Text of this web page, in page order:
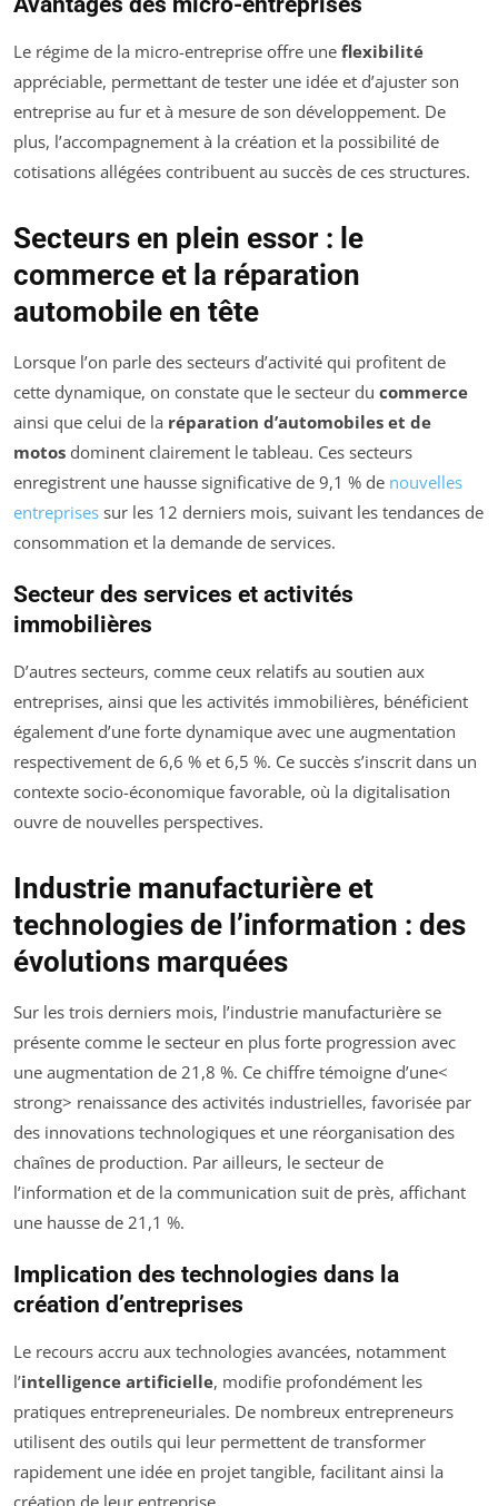
Le régime de la micro-entreprise offre une flexibilité
appréciable, permettant de tester une idée et d’ajuster son
entreprise au fur et à mesure de son développement. De
plus, l’accompagnement à la création et la possibilité de
cotisations allégées contribuent au succès de ces structures.
Secteurs en plein essor : le
commerce et la réparation
automobile en tête
Lorsque l’on parle des secteurs d’activité qui profitent de
cette dynamique, on constate que le secteur du commerce
ainsi que celui de la réparation d’automobiles et de
motos dominent clairement le tableau. Ces secteurs
enregistrent une hausse significative de 9,1 % de nouvelles
entreprises sur les 12 derniers mois, suivant les tendances de
consommation et la demande de services.
Secteur des services et activités
immobilières
D’autres secteurs, comme ceux relatifs au soutien aux
entreprises, ainsi que les activités immobilières, bénéficient
également d’une forte dynamique avec une augmentation
respectivement de 6,6 % et 6,5 %. Ce succès s’inscrit dans un
contexte socio-économique favorable, où la digitalisation
ouvre de nouvelles perspectives.
Industrie manufacturière et
technologies de l’information : des
évolutions marquées
Sur les trois derniers mois, l’industrie manufacturière se
présente comme le secteur en plus forte progression avec
une augmentation de 21,8 %. Ce chiffre témoigne d’une<
strong> renaissance des activités industrielles, favorisée par
des innovations technologiques et une réorganisation des
chaînes de production. Par ailleurs, le secteur de
l’information et de la communication suit de près, affichant
une hausse de 21,1 %.
Implication des technologies dans la
création d’entreprises
Le recours accru aux technologies avancées, notamment
l’intelligence artificielle, modifie profondément les
pratiques entrepreneuriales. De nombreux entrepreneurs
utilisent des outils qui leur permettent de transformer
rapidement une idée en projet tangible, facilitant ainsi la